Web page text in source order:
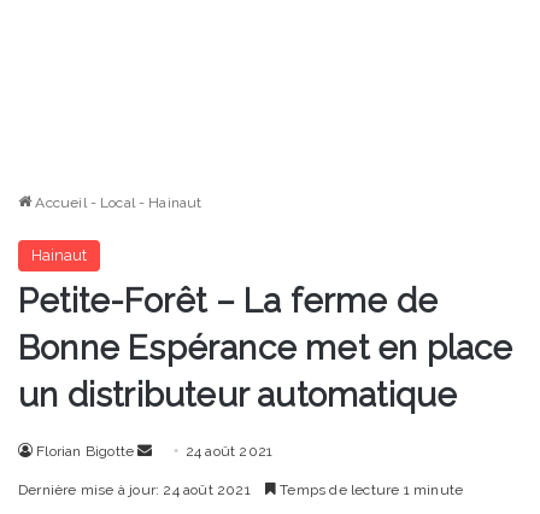
Accueil - Local - Hainaut
Hainaut
Petite-Forêt – La ferme de
Bonne Espérance met en place
un distributeur automatique
Florian Bigotte
Envoyer24 août 2021
Dernière mise à jour: 24 août 2021 Temps de lecture 1 minute